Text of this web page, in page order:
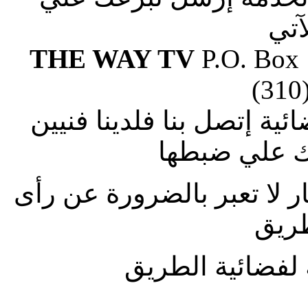
THE WAY TVP.O. Box
إتصل بنا فلدينا فنيين
علي ضبطها
لا تعبر بالضرورة عن رأى
الطريق